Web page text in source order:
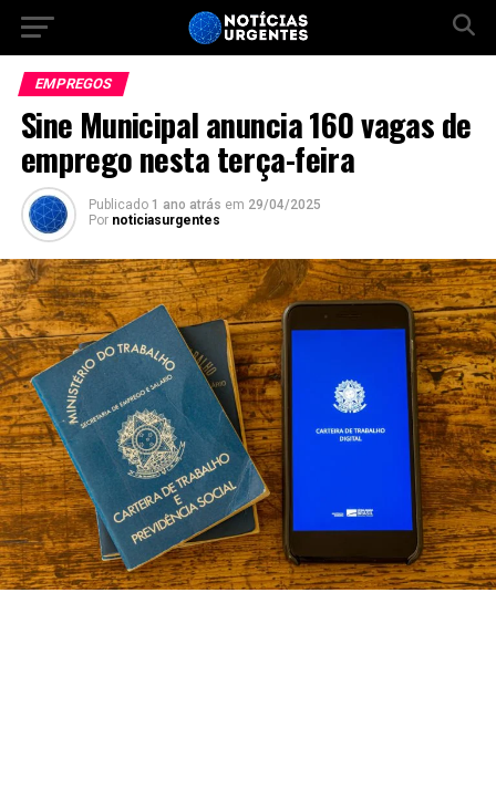
EMPREGOS
Sine Municipal anuncia 160 vagas de
emprego nesta terça-feira
Publicado 1 ano atrás em 29/04/2025
Por noticiasurgentes